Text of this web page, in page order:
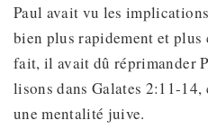
Paul avait vu les
bien plus rapidement et plus
fait, il avait dû réprimander
lisons dans Galates 2:11-
une mentalité juive.